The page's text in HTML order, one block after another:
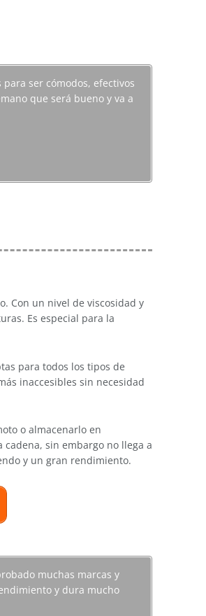
ser cómodos, efectivos
que será bueno y va a
Con un nivel de viscosidad y
Es especial para la
para todos los tipos de
inaccesibles sin necesidad
o almacenarlo en
sin embargo no llega a
y un gran rendimiento.
muchas marcas y
y dura mucho